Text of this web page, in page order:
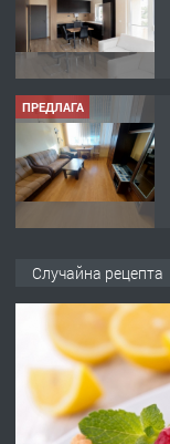
ПРЕДЛАГА
ПРЕДЛАГА
Случайна рецепта